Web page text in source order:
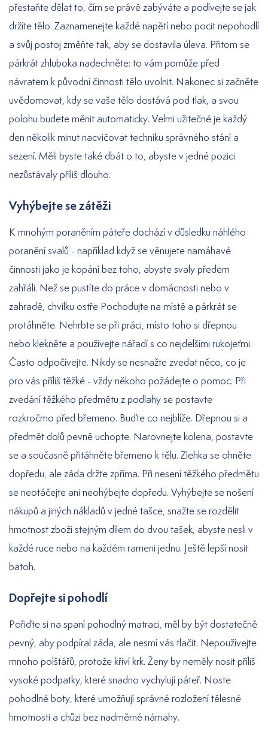
přestaňte dělat to, čím se právě zabýváte a podívejte se jak
držíte tělo. Zaznamenejte každé napětí nebo pocit nepohodlí
a svůj postoj změňte tak, aby se dostavila úleva. Přitom se
párkrát zhluboka nadechněte: to vám pomůže před
návratem k původní činnosti tělo uvolnit. Nakonec si začněte
uvědomovat, kdy se vaše tělo dostává pod tlak, a svou
polohu budete měnit automaticky. Velmi užitečné je každý
den několik minut nacvičovat techniku správného stání a
sezení. Měli byste také dbát o to, abyste v jedné pozici
nezůstávaly příliš dlouho.
Vyhýbejte se zátěži
K mnohým poraněním páteře dochází v důsledku náhlého
poranění svalů - například když se věnujete namáhavé
činnosti jako je kopání bez toho, abyste svaly předem
zahřáli. Než se pustíte do práce v domácnosti nebo v
zahradě, chvilku ostře Pochodujte na místě a párkrát se
protáhněte. Nehrbte se při práci, místo toho si dřepnou
nebo klekněte a používejte nářadí s co nejdelšími rukojeťmi.
Často odpočívejte. Nikdy se nesnažte zvedat něco, co je
pro vás příliš těžké - vždy někoho požádejte o pomoc. Při
zvedání těžkého předmětu z podlahy se postavte
rozkročmo před břemeno. Buďte co nejblíže. Dřepnou si a
předmět dolů pevně uchopte. Narovnejte kolena, postavte
se a současně přitáhněte břemeno k tělu. Zlehka se ohněte
dopředu, ale záda držte zpříma. Při nesení těžkého předmětu
se neotáčejte ani neohýbejte dopředu. Vyhýbejte se nošení
nákupů a jiných nákladů v jedné tašce, snažte se rozdělit
hmotnost zboží stejným dílem do dvou tašek, abyste nesli v
každé ruce nebo na každém rameni jednu. Ještě lepší nosit
batoh.
Dopřejte si pohodlí
Pořiďte si na spaní pohodlný matraci, měl by být dostatečně
pevný, aby podpíral záda, ale nesmí vás tlačit. Nepoužívejte
mnoho polštářů, protože křiví krk. Ženy by neměly nosit příliš
vysoké podpatky, které snadno vychylují páteř. Noste
pohodlné boty, které umožňují správné rozložení tělesné
hmotnosti a chůzi bez nadměrné námahy.